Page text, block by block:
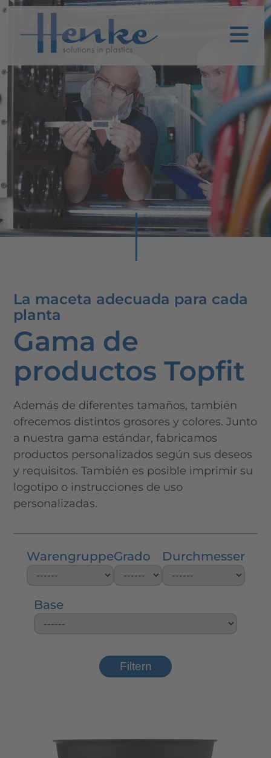
Home
Empresa
Servicios
Sostenibilidad
Historia
Henke
Productos
TOPFIT
Video
de
marca
Contacto
Carrera
profesional
La maceta adecuada para cada
planta
Gama de
productos Topfit
Además de diferentes tamaños, también
ofrecemos distintos grosores y colores. Junto
a nuestra gama estándar, fabricamos
productos personalizados según sus deseos
y requisitos. También es posible imprimir su
logotipo o instrucciones de uso
personalizadas.
WarengruppeGrado Durchmesser
Base
Filtern